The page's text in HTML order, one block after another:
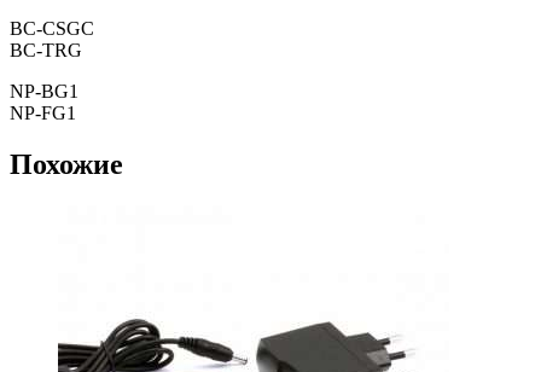
BC-CSGC
BC-TRG
NP-BG1
NP-FG1
Похожие